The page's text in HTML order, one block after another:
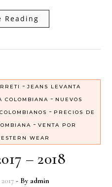
Reading
- JEANS LEVANTA
COLOMBIANA - NUEVOS
- PRECIOS DE
- VENTA POR
WEAR
– 2018
- By admin